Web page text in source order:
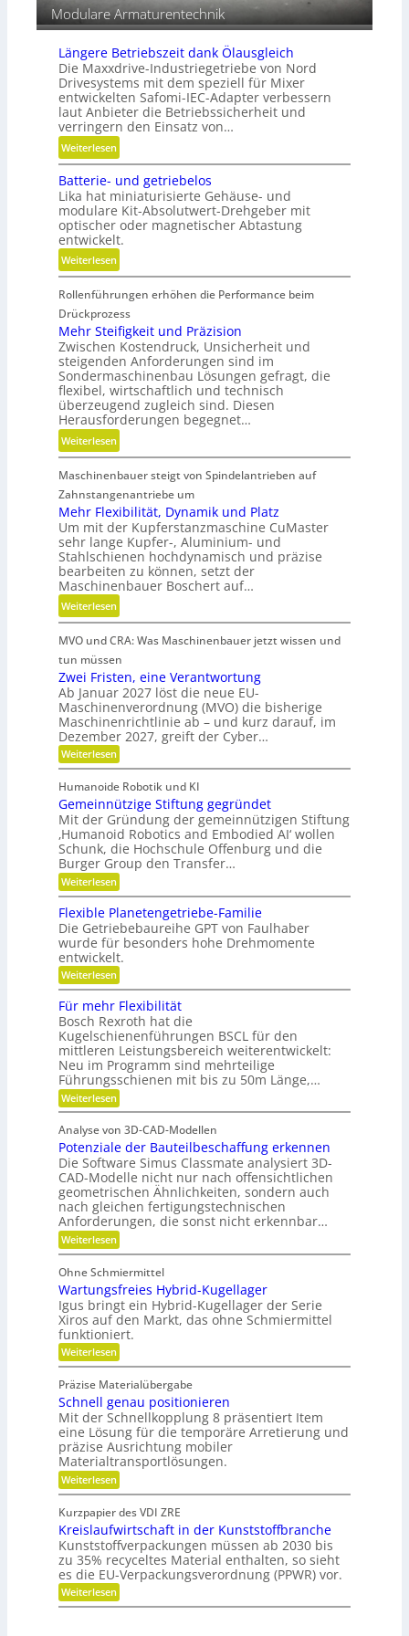
e
n
Modulare Armaturentechnik
Längere Betriebszeit dank Ölausgleich
Die Maxxdrive-Industriegetriebe von Nord
Drivesystems mit dem speziell für Mixer
entwickelten Safomi-IEC-Adapter verbessern
laut Anbieter die Betriebssicherheit und
verringern den Einsatz von…
Weiterlesen:
L
ä
n
g
e
r
e
e
t
r
e
b
s
z
e
i
t
d
a
n
k
Ö
l
a
u
l
e
c
h
Batterie- und getriebelos
Lika hat miniaturisierte Gehäuse- und
modulare Kit-Absolutwert-Drehgeber mit
optischer oder magnetischer Abtastung
entwickelt.
Weiterlesen:
B
a
t
t
e
r
i
e
-
u
n
e
t
r
i
e
b
e
l
o
s
Rollenführungen erhöhen die Performance beim
Drückprozess
Mehr Steifigkeit und Präzision
Zwischen Kostendruck, Unsicherheit und
steigenden Anforderungen sind im
Sondermaschinenbau Lösungen gefragt, die
flexibel, wirtschaftlich und technisch
überzeugend zugleich sind. Diesen
Herausforderungen begegnet…
Weiterlesen:
M
e
h
r
S
t
e
i
f
i
k
e
i
u
n
d
P
r
ä
z
i
s
i
o
n
Maschinenbauer steigt von Spindelantrieben auf
Zahnstangenantriebe um
Mehr Flexibilität, Dynamik und Platz
Um mit der Kupferstanzmaschine CuMaster
sehr lange Kupfer-, Aluminium- und
Stahlschienen hochdynamisch und präzise
bearbeiten zu können, setzt der
Maschinenbauer Boschert auf…
Weiterlesen:
M
e
h
r
F
l
e
x
i
i
l
i
t
ä
t
,
D
y
n
a
m
k
u
n
d
P
l
a
t
z
MVO und CRA: Was Maschinenbauer jetzt wissen und
tun müssen
Zwei Fristen, eine Verantwortung
Ab Januar 2027 löst die neue EU-
Maschinenverordnung (MVO) die bisherige
Maschinenrichtlinie ab – und kurz darauf, im
Dezember 2027, greift der Cyber…
Weiterlesen:
Z
e
i
F
r
i
s
t
e
n
,
e
i
n
e
V
e
a
n
t
w
o
r
t
u
n
Humanoide Robotik und KI
Gemeinnützige Stiftung gegründet
Mit der Gründung der gemeinnützigen Stiftung
‚Humanoid Robotics and Embodied AI‘ wollen
Schunk, die Hochschule Offenburg und die
Burger Group den Transfer…
Weiterlesen:
G
e
m
e
i
n
n
ü
z
i
g
e
S
t
i
f
t
n
g
g
e
g
r
ü
n
d
e
Flexible Planetengetriebe-Familie
Die Getriebebaureihe GPT von Faulhaber
wurde für besonders hohe Drehmomente
entwickelt.
Weiterlesen:
F
e
x
i
b
l
e
P
l
a
n
t
e
n
g
e
t
r
i
e
b
e
-
F
a
m
i
l
i
e
Für mehr Flexibilität
Bosch Rexroth hat die
Kugelschienenführungen BSCL für den
mittleren Leistungsbereich weiterentwickelt:
Neu im Programm sind mehrteilige
Führungsschienen mit bis zu 50m Länge,…
Weiterlesen:
F
r
m
e
h
r
F
l
e
x
i
i
l
i
t
ä
t
Analyse von 3D-CAD-Modellen
Potenziale der Bauteilbeschaffung erkennen
Die Software Simus Classmate analysiert 3D-
CAD-Modelle nicht nur nach offensichtlichen
geometrischen Ähnlichkeiten, sondern auch
nach gleichen fertigungstechnischen
Anforderungen, die sonst nicht erkennbar…
Weiterlesen:
P
t
e
n
z
i
a
l
e
d
e
r
B
a
u
t
e
i
l
e
s
c
h
a
f
f
u
Ohne Schmiermittel
Wartungsfreies Hybrid-Kugellager
Igus bringt ein Hybrid-Kugellager der Serie
Xiros auf den Markt, das ohne Schmiermittel
funktioniert.
Weiterlesen:
W
r
t
u
n
g
s
f
r
e
e
s
H
y
b
r
i
d
Präzise Materialübergabe
Schnell genau positionieren
Mit der Schnellkopplung 8 präsentiert Item
eine Lösung für die temporäre Arretierung und
präzise Ausrichtung mobiler
Materialtransportlösungen.
Weiterlesen:
S
h
n
e
l
l
g
e
n
Kurzpapier des VDI ZRE
Kreislaufwirtschaft in der Kunststoffbranche
Kunststoffverpackungen müssen ab 2030 bis
zu 35% recyceltes Material enthalten, so sieht
es die EU-Verpackungsverordnung (PPWR) vor.
Weiterlesen:
K